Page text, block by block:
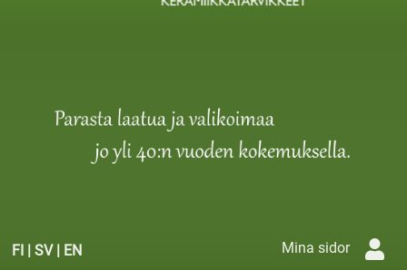
FI | SV| EN Mina sidor